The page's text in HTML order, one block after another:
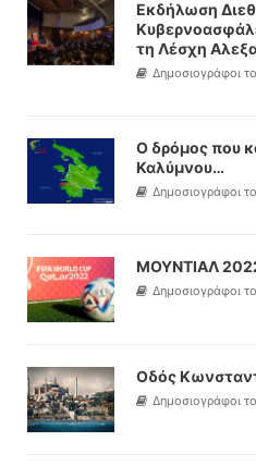
Εκδήλωση
τη Λέσχη
Δημοσιογράφοι
Ο δρόμος που
Καλύμνου…
Δημοσιογράφοι
ΜΟΥΝΤΙΑΛ
Δημοσιογράφοι
Οδός
Δημοσιογράφοι